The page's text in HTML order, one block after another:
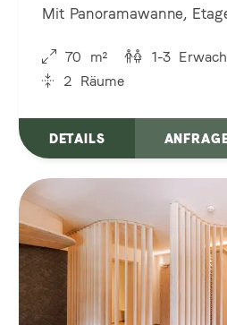
Mit Panoramawanne,
ganz viel Freiheit1-3
70
m²
2 Räume
DETAILS